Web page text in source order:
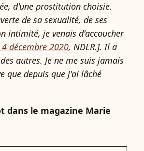
d'une prostitution choisie.
de sa sexualité, de ses
intimité, je venais d'accoucher
4 décembre 2020, NDLR.].Il a
autres. Je ne me suis jamais
que depuis que j'ai lâché
dans le magazine Marie